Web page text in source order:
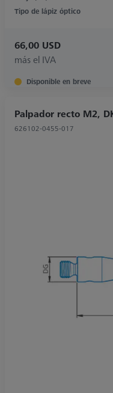
Tipo de lápiz óptico
66,00 USD
más el IVA
Disponible en breve
Palpador recto M2,
626102-0455-017